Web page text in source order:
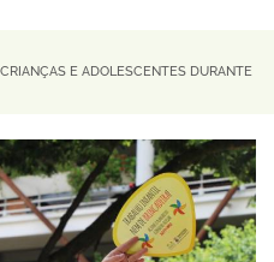
E ADOLESCENTES DURANTE